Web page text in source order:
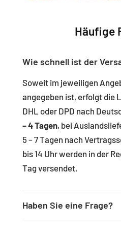
Häufige
Wie schnell ist der
Soweit im jeweiligen
angegeben ist, erfolgt die
DHL oder DPD nach
– 4 Tagen, bei
5 – 7 Tagen nach
bis 14 Uhr werden in der
Tag versendet.
Haben Sie eine Frage?